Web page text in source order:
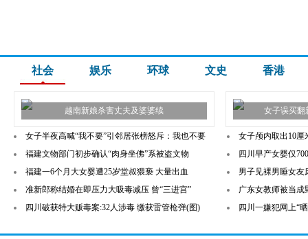
社会 娱乐 环球 文史 香港
越南新娘杀害丈夫及婆婆续 女子误买翻
女子半夜高喊“我不要”引邻居张榜怒斥：我也不要
福建文物部门初步确认“肉身坐佛”系被盗文物
福建一6个月大女婴遭25岁堂叔猥亵 大量出血
准新郎称结婚在即压力大吸毒减压 曾“三进宫”
四川破获特大贩毒案:32人涉毒 缴获雷管枪弹(图)
女子颅内取出10厘
四川早产女婴仅
男子见裸男睡女友
广东女教师被当成
四川一嫌犯网上“